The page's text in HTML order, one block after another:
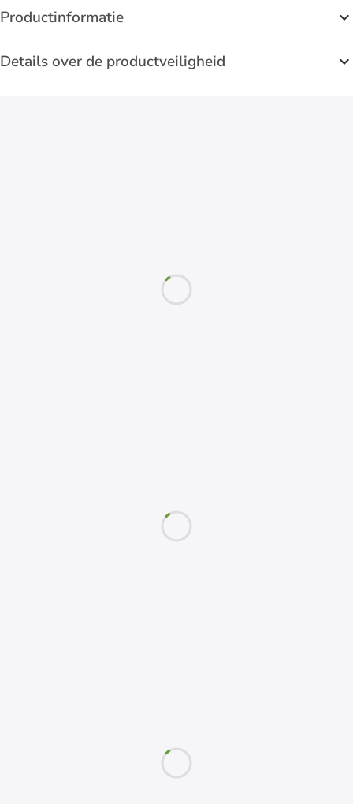
Productinformatie
Details over de productveiligheid